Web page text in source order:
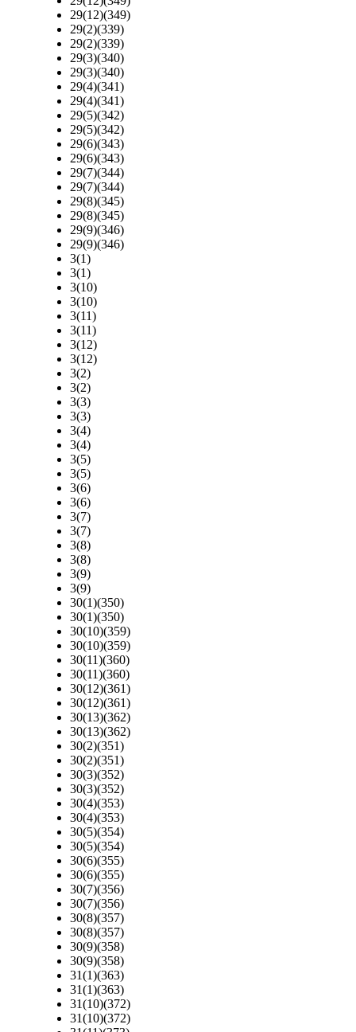
29(12)(349)
29(2)(339)
29(2)(339)
29(3)(340)
29(3)(340)
29(4)(341)
29(4)(341)
29(5)(342)
29(5)(342)
29(6)(343)
29(6)(343)
29(7)(344)
29(7)(344)
29(8)(345)
29(8)(345)
29(9)(346)
29(9)(346)
3(1)
3(1)
3(10)
3(10)
3(11)
3(11)
3(12)
3(12)
3(2)
3(2)
3(3)
3(3)
3(4)
3(4)
3(5)
3(5)
3(6)
3(6)
3(7)
3(7)
3(8)
3(8)
3(9)
3(9)
30(1)(350)
30(1)(350)
30(10)(359)
30(10)(359)
30(11)(360)
30(11)(360)
30(12)(361)
30(12)(361)
30(13)(362)
30(13)(362)
30(2)(351)
30(2)(351)
30(3)(352)
30(3)(352)
30(4)(353)
30(4)(353)
30(5)(354)
30(5)(354)
30(6)(355)
30(6)(355)
30(7)(356)
30(7)(356)
30(8)(357)
30(8)(357)
30(9)(358)
30(9)(358)
31(1)(363)
31(1)(363)
31(10)(372)
31(10)(372)